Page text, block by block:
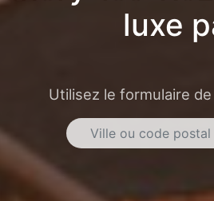
luxe
Utilisez le formulaire